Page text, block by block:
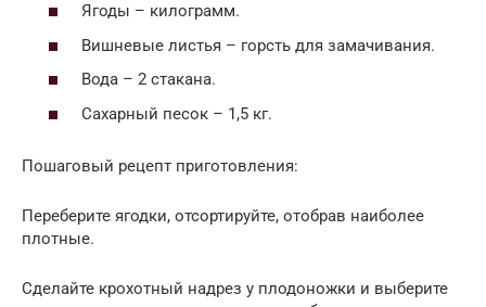
Ягоды – килограмм.
Вишневые листья – горсть для замачивания.
Вода – 2 стакана.
Сахарный песок – 1,5 кг.
Пошаговый рецепт приготовления:
Переберите ягодки, отсортируйте, отобрав наиболее
плотные.
Сделайте крохотный надрез у плодоножки и выберите